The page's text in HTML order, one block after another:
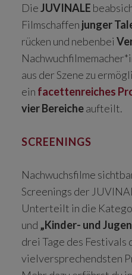
DieJUVINALE
Filmschaffen junger
rücken und nebenbei
aus der Szene zu
ein facettenreiches
vier Bereicheaufteilt.
SCREENINGS
Nachwuchsfilme
Screenings der
Unterteilt in die
und „Kinder- und
drei Tage des Festivals
vielversprechendsten